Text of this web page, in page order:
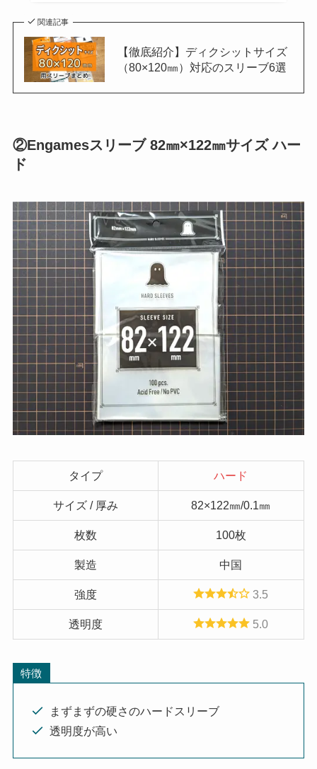
関連記事
【徹底紹介】ディクシットサイズ
（80×120㎜）対応のスリーブ6選
②Engamesスリーブ 82㎜×122㎜サイズ ハー
ド
タイプ ハード
サイズ / 厚み 82×122㎜/0.1㎜
枚数 100枚
製造 中国
強度 3.5
透明度 5.0
特徴
まずまずの硬さのハードスリーブ
透明度が高い